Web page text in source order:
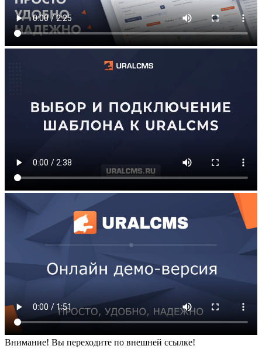
Внимание! Вы переходите по внешней ссылке!